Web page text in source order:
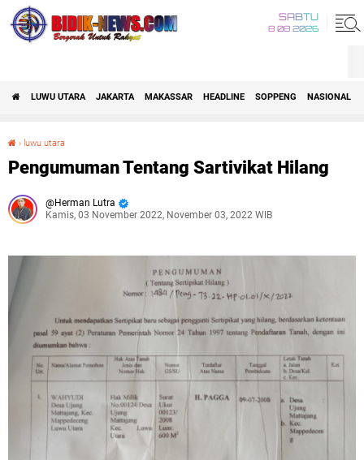
SABTU
8 08 2026
LUWU UTARA JAKARTA MAKASSAR HEADLINE SOPPENG NASIONAL
› luwu utara
Pengumuman Tentang Sartivikat Hilang
Herman Lutra
Kamis, 03 November 2022, November 03, 2022 WIB